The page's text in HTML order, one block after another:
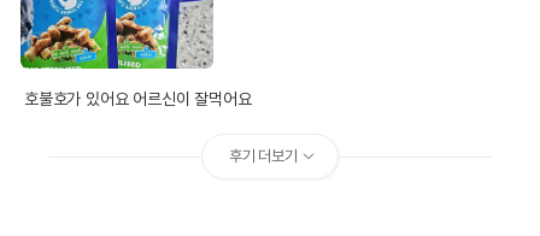
호불호가 있어요 어르신이 잘먹어요
후기 더보기